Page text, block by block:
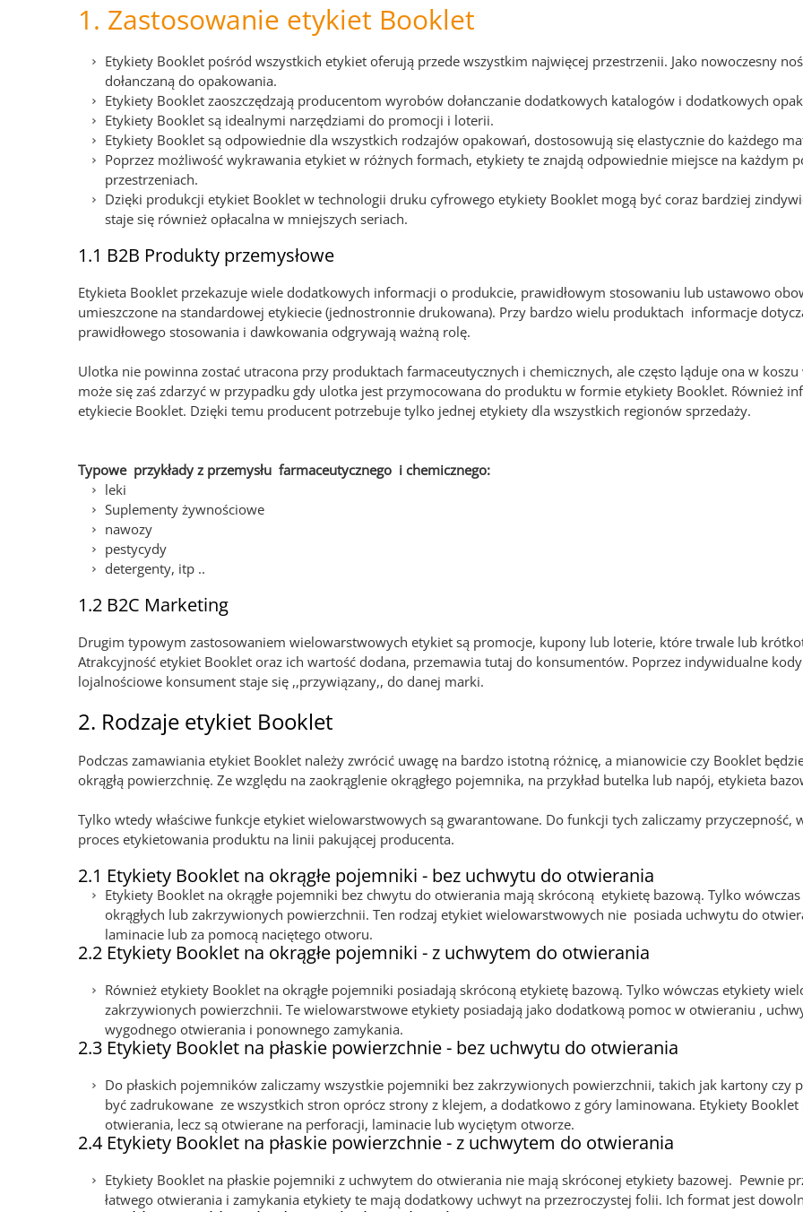
1. Zastosowanie etykiet Booklet
Etykiety Booklet pośród wszystkich etykiet oferują przede wszystkim najwięcej przestrzenii. Jako nowoczesny
dołanczaną do opakowania.
Etykiety Booklet zaoszczędzają producentom wyrobów dołanczanie dodatkowych katalogów i dodatkowych
Etykiety Booklet są idealnymi narzędziami do promocji i loterii.
Etykiety Booklet są odpowiednie dla wszystkich rodzajów opakowań, dostosowują się elastycznie do każdego
Poprzez możliwość wykrawania etykiet w różnych formach, etykiety te znajdą odpowiednie miejsce na każdym
przestrzeniach.
Dzięki produkcji etykiet Booklet w technologii druku cyfrowego etykiety Booklet mogą być coraz bardziej
staje się również opłacalna w mniejszych seriach.
1.1 B2B Produkty przemysłowe
Etykieta Booklet przekazuje wiele dodatkowych informacji o produkcie, prawidłowym stosowaniu lub ustawowo
umieszczone na standardowej etykiecie (jednostronnie drukowana). Przy bardzo wielu produktach informacje
prawidłowego stosowania i dawkowania odgrywają ważną rolę.
Ulotka nie powinna zostać utracona przy produktach farmaceutycznych i chemicznych, ale często ląduje ona w
może się zaś zdarzyć w przypadku gdy ulotka jest przymocowana do produktu w formie etykiety Booklet. Również
etykiecie Booklet. Dzięki temu producent potrzebuje tylko jednej etykiety dla wszystkich regionów sprzedaży.
Typowe przykłady z przemysłu farmaceutycznego i chemicznego:
leki
Suplementy żywnościowe
nawozy
pestycydy
detergenty, itp ..
1.2 B2C Marketing
Drugim typowym zastosowaniem wielowarstwowych etykiet są promocje, kupony lub loterie, które trwale lub
Atrakcyjność etykiet Booklet oraz ich wartość dodana, przemawia tutaj do konsumentów. Poprzez indywidualne
lojalnościowe konsument staje się ,,przywiązany,, do danej marki.
2. Rodzaje etykiet Booklet
Podczas zamawiania etykiet Booklet należy zwrócić uwagę na bardzo istotną różnicę, a mianowicie czy Booklet
okrągłą powierzchnię. Ze względu na zaokrąglenie okrągłego pojemnika, na przykład butelka lub napój, etykieta
Tylko wtedy właściwe funkcje etykiet wielowarstwowych są gwarantowane. Do funkcji tych zaliczamy
proces etykietowania produktu na linii pakującej producenta.
2.1 Etykiety Booklet na okrągłe pojemniki - bez uchwytu do otwierania
Etykiety Booklet na okrągłe pojemniki bez chwytu do otwierania mają skróconą etykietę bazową. Tylko
okrągłych lub zakrzywionych powierzchnii. Ten rodzaj etykiet wielowarstwowych nie posiada uchwytu do
laminacie lub za pomocą naciętego otworu.
2.2 Etykiety Booklet na okrągłe pojemniki - z uchwytem do otwierania
Również etykiety Booklet na okrągłe pojemniki posiadają skróconą etykietę bazową. Tylko wówczas etykiety
zakrzywionych powierzchnii. Te wielowarstwowe etykiety posiadają jako dodatkową pomoc w otwieraniu ,
wygodnego otwierania i ponownego zamykania.
2.3 Etykiety Booklet na płaskie powierzchnie - bez uchwytu do otwierania
Do płaskich pojemników zaliczamy wszystkie pojemniki bez zakrzywionych powierzchnii, takich jak kartony czy
być zadrukowane ze wszystkich stron oprócz strony z klejem, a dodatkowo z góry laminowana. Etykiety
otwierania, lecz są otwierane na perforacji, laminacie lub wyciętym otworze.
2.4 Etykiety Booklet na płaskie powierzchnie - z uchwytem do otwierania
Etykiety Booklet na płaskie pojemniki z uchwytem do otwierania nie mają skróconej etykiety bazowej. Pewnie
łatwego otwierania i zamykania etykiety te mają dodatkowy uchwyt na przezroczystej folii. Ich format jest